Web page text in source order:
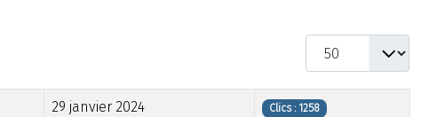
Afficher #
29 janvier 2024 Clics : 1258